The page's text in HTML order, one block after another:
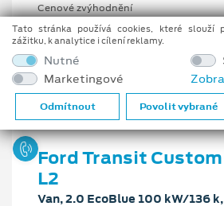
Cenové zvýhodnění
404 691 Kč
6st. manuální
Ford Transit
L2
Van, 2.0 EcoBlue 100 kW/136
Tato stránka používá cookies, které slouží
zážitku, k analytice i cílení reklamy.
Nutné
Marketingové
Odmítnout Povolit vybrané